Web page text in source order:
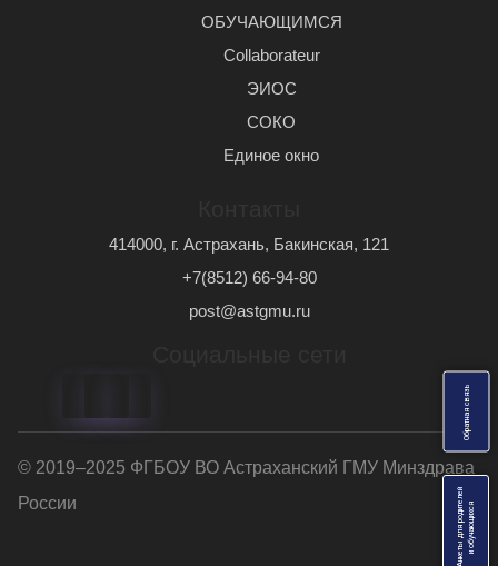
О
б
р
а
т
н
а
я
с
в
я
з
ь
Анкеты для родителей иобучающихс
я
ОБУЧАЮЩИМСЯ
Сollaborateur
ЭИОС
СОКО
Единое окно
414000, г. Астрахань, Бакинская, 121
+7(8512) 66-94-80
post@astgmu.ru
© 2019–2025 ФГБОУ ВО Астраханский ГМУ Минздрава
России